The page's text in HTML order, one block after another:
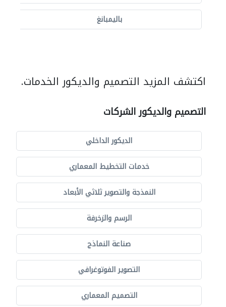
باليمبانغ
اكتشف المزيد التصميم والديكور الخدمات.
التصميم والديكور الشركات
الديكور الداخلي
خدمات التخطيط المعماري
النمذجة والتصوير ثلاثي الأبعاد
الرسم والزخرفة
صناعة النماذج
التصوير الفوتوغرافي
التصميم المعماري